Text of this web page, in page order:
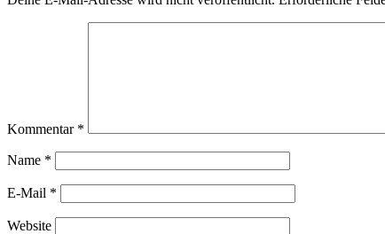
Kommentar *
Name *
E-Mail *
Website